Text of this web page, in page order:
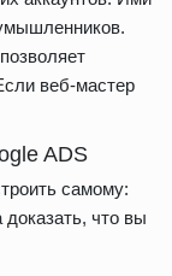
веб-мастер
ADS
самому:
что вы